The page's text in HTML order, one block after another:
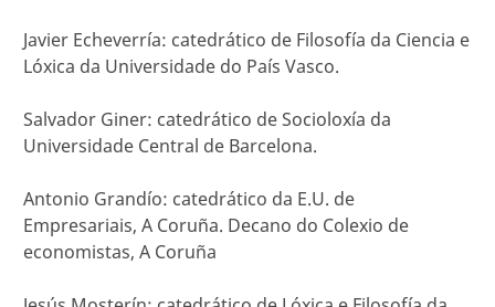
Javier Echeverría: catedrático de Filosofía da Ciencia e
Lóxica da Universidade do País Vasco.
Salvador Giner: catedrático de Socioloxía da
Universidade Central de Barcelona.
Antonio Grandío: catedrático da E.U. de
Empresariais, A Coruña. Decano do Colexio de
economistas, A Coruña